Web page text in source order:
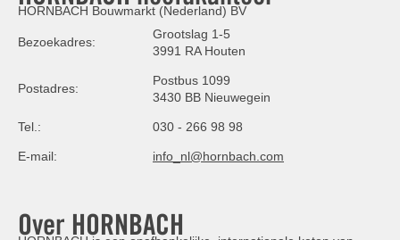
HORNBACH Bouwmarkt (Nederland) BV
Bezoekadres:
Grootslag 1-5
3991 RA Houten
Postadres:
Postbus 1099
3430 BB Nieuwegein
Tel.: 030 - 266 98 98
E-mail: info_nl@hornbach.com
Over HORNBACH